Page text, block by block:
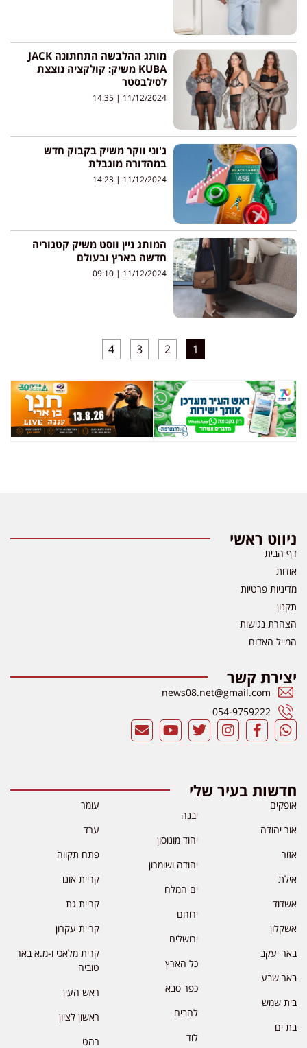
מותג ההלבשה התחתונה JACK
KUBA משיק: קולקציה נוצצת
לסילבסטר
11/12/2024
ג'וני ווקר משיק בקבוק חדש
במהדורה מוגבלת
11/12/2024
המותג ניין ווסט משיק קטגוריה
חדשה בארץ ובעולם
11/12/2024
1
2
3
4
ניווט ראשי
דף הבית
אודות
מדיניות פרטיות
תקנון
הצהרת נגישות
המייל האדום
יצירת קשר
news08.net@gmail.com
054-9759222
חדשות בעיר שלי
אופקים
אור יהודה
אזור
אילת
אשדוד
אשקלון
באר יעקב
באר שבע
בית שמש
בת ים
יבנה
יהוד מונוסון
יהודה ושומרון
ים המלח
ירוחם
ירושלים
כל הארץ
כפר סבא
להבים
לוד
עומר
ערד
פתח תקווה
קריית אונו
קריית גת
קריית עקרון
קרית מלאכי ו-מ.א באר
טוביה
ראש העין
ראשון לציון
רהט